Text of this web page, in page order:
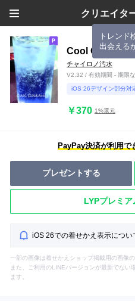
クリエイタ
トレンド
出会える
Cool Cocktail～
チャイロノ汚水
V2.32 / 有効期間 - 期限な
iOS 26デザイン部分対
￥370 1%還元
PayPay決済が利用で
プレゼントする
LYPプレミ
iOS 26での着せかえ表示につい
一部の画像は着せかえショップ掲載用の画像
また、ご利用のLINEバージョンが最新でない
ます。